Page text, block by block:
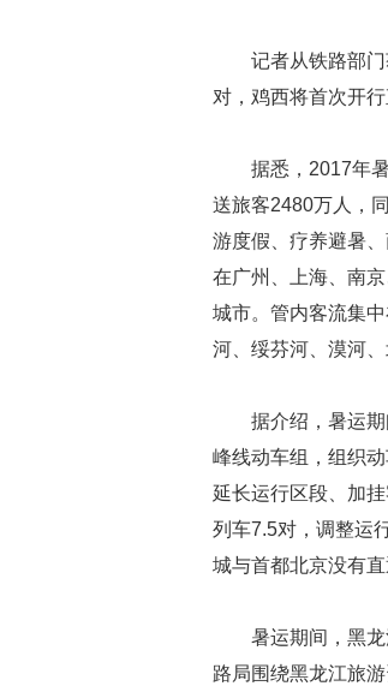
记者从铁路部
对，鸡西将首次开
据悉，2017年
送旅客2480万人，
游度假、疗养避暑
在广州、上海、南
城市。管内客流集
河、绥芬河、漠河
据介绍，暑运
峰线动车组，组织
延长运行区段、加
列车7.5对，调整运
城与首都北京没有直
暑运期间，黑
路局围绕黑龙江旅游